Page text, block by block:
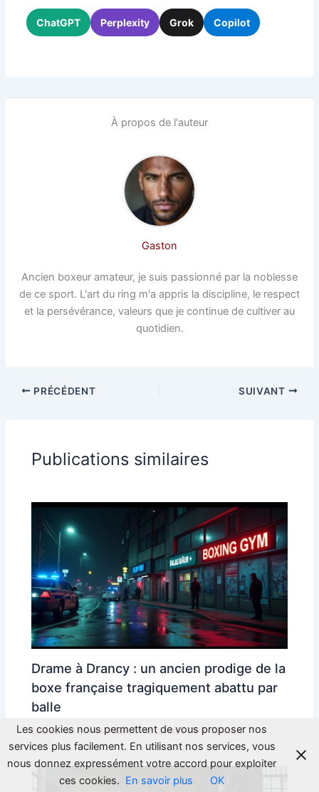
ChatGPT Perplexity Grok Copilot
À propos de l'auteur
Gaston
Ancien boxeur amateur, je suis passionné par la noblesse
de ce sport. L'art du ring m'a appris la discipline, le respect
et la persévérance, valeurs que je continue de cultiver au
quotidien.
PRÉCÉDENT SUIVANT
Publications similaires
Drame à Drancy : un ancien prodige de la
boxe française tragiquement abattu par
balle
Laisser un commentaire /Actualités/ ParGaston
Les cookies nous permettent de vous proposer nos
services plus facilement. En utilisant nos services, vous
nous donnez expressément votre accord pour exploiter
ces cookies. En savoir plus OK